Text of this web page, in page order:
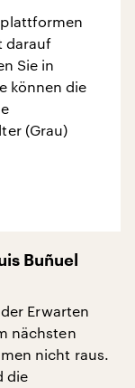
darauf
Sie in
können die
(Grau)
Buñuel
Erwarten
nächsten
nicht raus.
die